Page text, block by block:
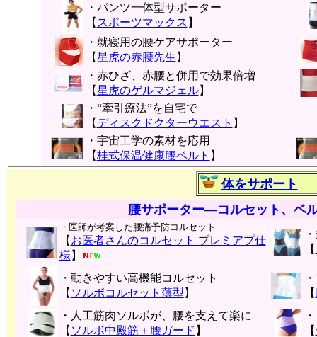
・パンツ一体型サポーター
【 スポーツマックス 】
・就寝用の腰ケアサポーター
【星虎の赤腰先生 】
・赤ひざ、赤腰と併用で効果倍増
【星虎のゲルマジェル】
・“牽引療法”を自宅で
【 ディスクドクターウエスト 】
・宇宙工学の素材を応用
【桂式保温健康腰ベルト 】
体をサポート
腰サポーター―コルセット、ベ
・医師が考案した腰痛予防コルセット
【 お医者さんのコルセット プレミアプ仕
様 】
【
・動きやすい高機能コルセット
【 ソルボコルセット薄型 】
【
・人工筋肉ソルボが、腰を支えて楽に
【 ソルボ中殿筋＋腰ガード 】
【